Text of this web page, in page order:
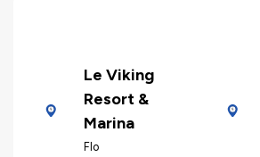
Le Viking
Resort &
Marina
Flo